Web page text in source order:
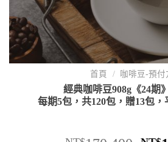
首頁 / 咖啡豆-預付
經典咖啡豆908g《24期
每期5包，共120包，贈13包，